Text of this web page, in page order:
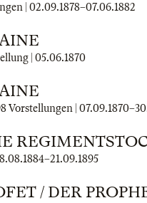
| 02.09.1878–07.06.1882
| 05.06.1870
Vorstellungen | 07.09.1870–
–21.09.1895
/ DER